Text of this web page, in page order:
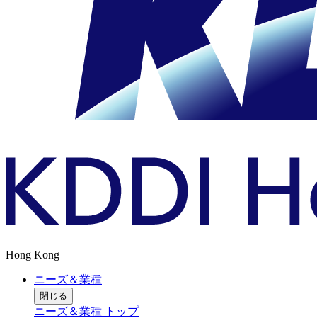
Hong Kong
ニーズ＆業種
閉じる
ニーズ＆業種 トップ